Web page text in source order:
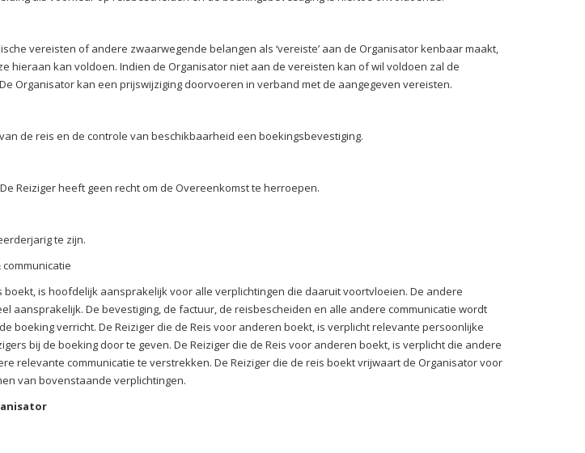
vereisten of andere zwaarwegende belangen als ‘vereiste’ aan de Organisator kenbaar maakt,
hieraan kan voldoen. Indien de Organisator niet aan de vereisten kan of wil voldoen zal de
Organisator kan een prijswijziging doorvoeren in verband met de aangegeven vereisten.
de reis en de controle van beschikbaarheid een boekingsbevestiging.
Reiziger heeft geen recht om de Overeenkomst te herroepen.
te zijn.
boekt, is hoofdelijk aansprakelijk voor alle verplichtingen die daaruit voortvloeien. De andere
aansprakelijk. De bevestiging, de factuur, de reisbescheiden en alle andere communicatie wordt
boeking verricht. De Reiziger die de Reis voor anderen boekt, is verplicht relevante persoonlijke
bij de boeking door te geven. De Reiziger die de Reis voor anderen boekt, is verplicht die andere
relevante communicatie te verstrekken. De Reiziger die de reis boekt vrijwaart de Organisator voor
van bovenstaande verplichtingen.